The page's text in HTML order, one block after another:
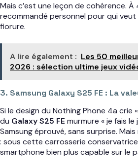
Mais c’est une leçon de cohérence. À
recommandé personnel pour qui veut
fiorure.
A lire également : Les 50
2026 : sélection ultime jeux
3. Samsung Galaxy S25 FE : La
Si le design du Nothing Phone 4a crie
du Galaxy S25 FE murmure « je fais le
Samsung éprouvé, sans surprise.
: sous cette carrosserie
smartphone bien plus capable sur le